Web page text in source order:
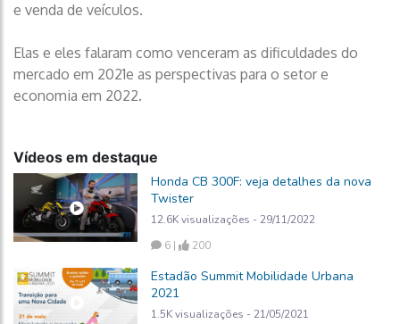
e venda de veículos.
Elas e eles falaram como venceram as dificuldades do
mercado em 2021e as perspectivas para o setor e
economia em 2022.
Vídeos em destaque
Honda CB 300F: veja detalhes da nova
Twister
12.6K visualizações - 29/11/2022
6 |
200
Estadão Summit Mobilidade Urbana
2021
1.5K visualizações - 21/05/2021